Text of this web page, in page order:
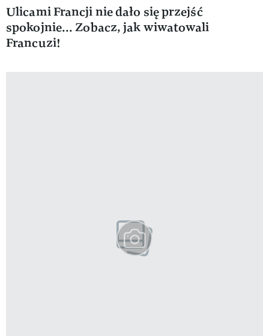
Ulicami Francji nie dało się przejść
spokojnie... Zobacz, jak wiwatowali
Francuzi!